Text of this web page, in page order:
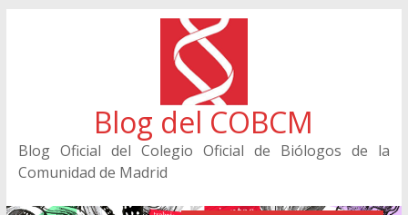
Blog del COBCM
Blog Oficial del Colegio Oficial de Biólogos de la
Comunidad de Madrid